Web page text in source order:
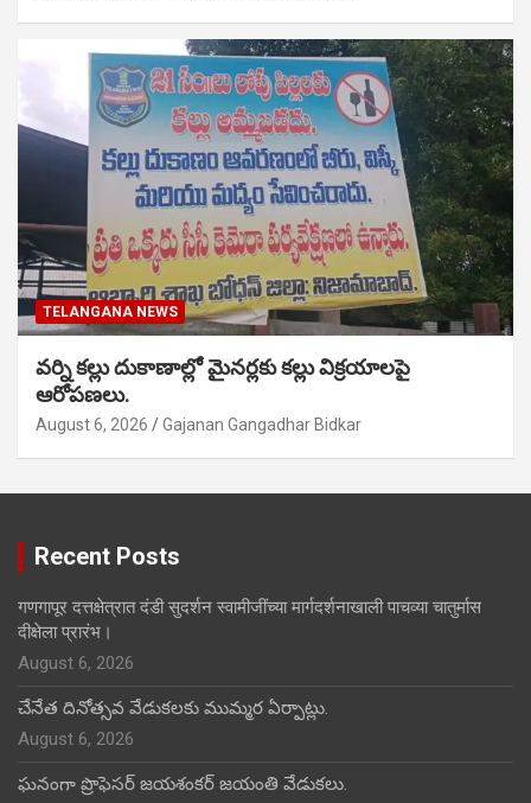
TELANGANA NEWS
వర్ని కల్లు దుకాణాల్లో మైనర్లకు కల్లు విక్రయాలపై
ఆరోపణలు.
August 6, 2026 Gajanan Gangadhar Bidkar
Recent Posts
गणगापूर दत्तक्षेत्रात दंडी सुदर्शन स्वामीजींच्या मार्गदर्शनाखाली पाचव्या चातुर्मास
दीक्षेला प्रारंभ।
August 6, 2026
చేనేత దినోత్సవ వేడుకలకు ముమ్మర ఏర్పాట్లు.
August 6, 2026
ఘనంగా ప్రొఫెసర్ జయశంకర్ జయంతి వేడుకలు.